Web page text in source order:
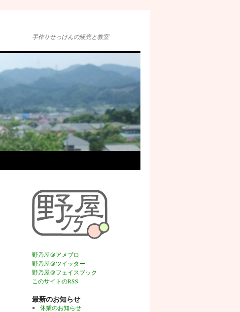
手作りせっけんの販売と教室
野乃屋＠アメブロ
野乃屋＠ツイッター
野乃屋＠フェイスブック
このサイトのRSS
最新のお知らせ
休業のお知らせ